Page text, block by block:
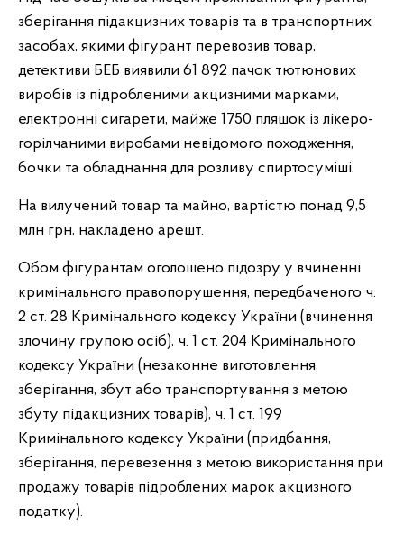
зберігання підакцизних товарів та в транспортних
засобах, якими фігурант перевозив товар,
детективи БЕБ виявили 61 892 пачок тютюнових
виробів із підробленими акцизними марками,
електронні сигарети, майже 1750 пляшок із лікеро-
горілчаними виробами невідомого походження,
бочки та обладнання для розливу спиртосуміші.
На вилучений товар та майно, вартістю понад 9,5
млн грн, накладено арешт.
Обом фігурантам оголошено підозру у вчиненні
кримінального правопорушення, передбаченого ч.
2 ст. 28 Кримінального кодексу України (вчинення
злочину групою осіб), ч. 1 ст. 204 Кримінального
кодексу України (незаконне виготовлення,
зберігання, збут або транспортування з метою
збуту підакцизних товарів), ч. 1 ст. 199
Кримінального кодексу України (придбання,
зберігання, перевезення з метою використання при
продажу товарів підроблених марок акцизного
податку).